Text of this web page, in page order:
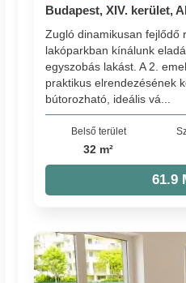
Budapest, XIV. kerület,
Zugló dinamikusan fejlődő
lakóparkban kínálunk
egyszobás lakást. A 2.
praktikus elrendezésének
bútorozható, ideális vá...
Belső terület
32 m²
61.9